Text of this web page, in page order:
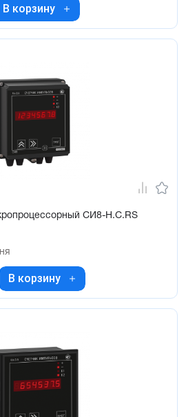
В корзину
СИ8-Н.С.RS
В корзину